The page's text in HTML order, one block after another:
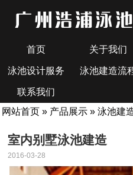
首页 关于我们
泳池设计服务 泳池建造流
联系我们
网站首页 » 产品展示 » 泳池建
室内别墅泳池建造
2016-03-28